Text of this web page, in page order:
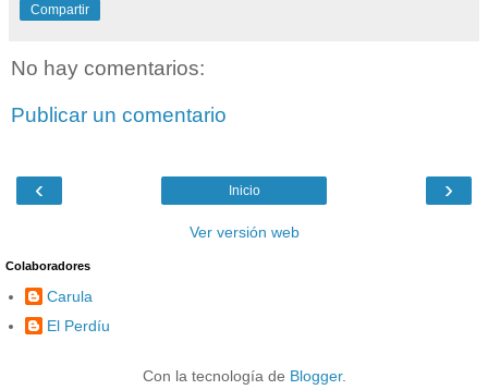
Compartir
No hay comentarios:
Publicar un comentario
‹ ›
Inicio
Ver versión web
Colaboradores
Carula
El Perdíu
Con la tecnología de Blogger.